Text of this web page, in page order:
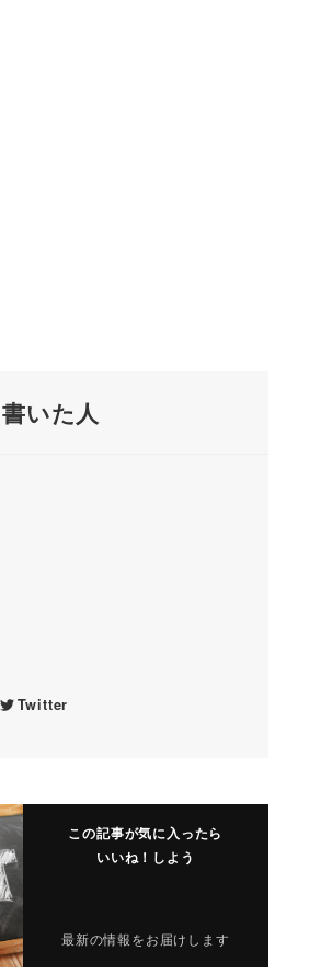
いた人
Twitter
この記事が気に入ったら
いいね！しよう
最新の情報をお届けします